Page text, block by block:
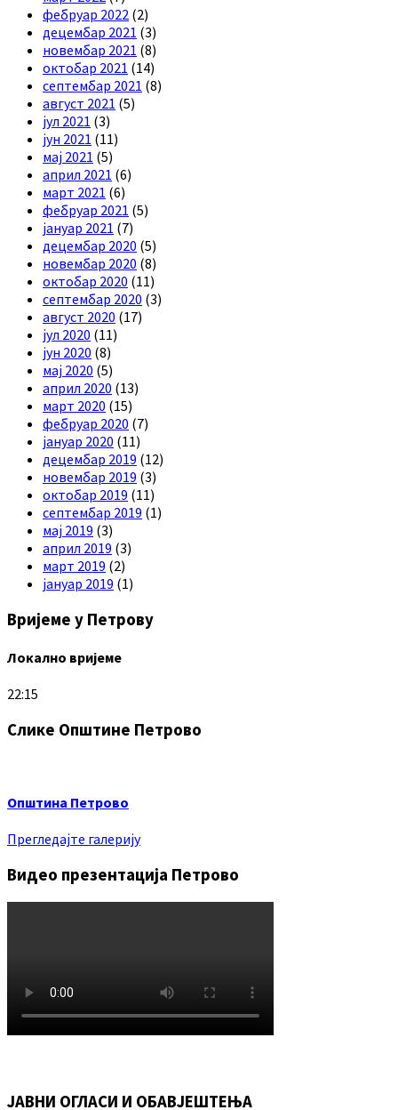
фебруар 2022 (2)
децембар 2021 (3)
новембар 2021 (8)
октобар 2021 (14)
септембар 2021 (8)
август 2021 (5)
јул 2021 (3)
јун 2021 (11)
мај 2021 (5)
април 2021 (6)
март 2021 (6)
фебруар 2021 (5)
јануар 2021 (7)
децембар 2020 (5)
новембар 2020 (8)
октобар 2020 (11)
септембар 2020 (3)
август 2020 (17)
јул 2020 (11)
јун 2020 (8)
мај 2020 (5)
април 2020 (13)
март 2020 (15)
фебруар 2020 (7)
јануар 2020 (11)
децембар 2019 (12)
новембар 2019 (3)
октобар 2019 (11)
септембар 2019 (1)
мај 2019 (3)
април 2019 (3)
март 2019 (2)
јануар 2019 (1)
Вријеме у Петрову
Локално вријеме
22:15
Слике Општине Петрово
Општина Петрово
Прегледајте галерију
Видео презентација Петрово
ЈАВНИ ОГЛАСИ И ОБАВЈЕШТЕЊА